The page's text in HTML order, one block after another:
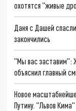
охотятся "живые
Даня с Дашей
закончились
"Мы вас заставим":
объяснил главный
Новое
Путину. "Львов